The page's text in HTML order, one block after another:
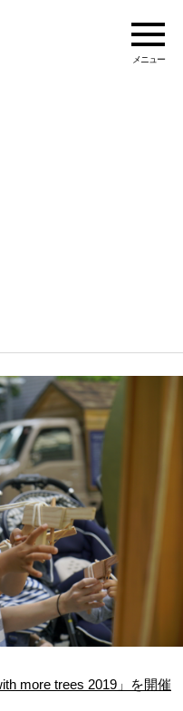
メニュー
こと
人の方へ
せ
JP EN
more trees 2019」を開催